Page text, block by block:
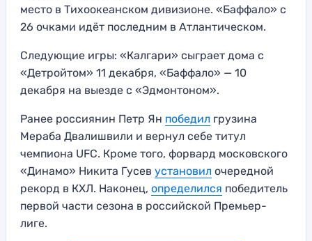
место в Тихоокеанском дивизионе. «Баффало» с
26 очками идёт последним в Атлантическом.
Следующие игры: «Калгари» сыграет дома с
«Детройтом» 11 декабря, «Баффало» — 10
декабря на выезде с «Эдмонтоном».
Ранее россиянин Петр Ян победил грузина
Мераба Двалишвили и вернул себе титул
чемпиона UFC. Кроме того, форвард московского
«Динамо» Никита Гусев установил очередной
рекорд в КХЛ. Наконец, определился победитель
первой части сезона в российской Премьер-
лиге.